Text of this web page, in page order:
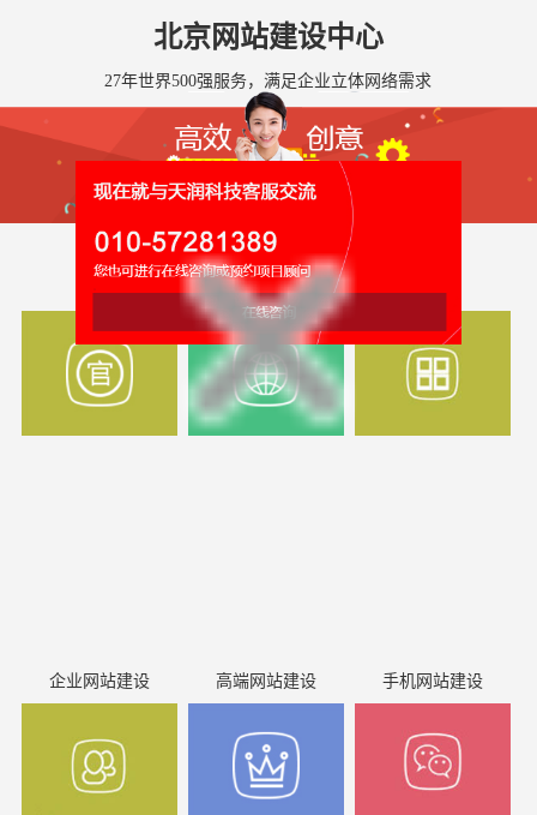
北京网站建设中心
27年世界500强服务，满足企业立体网络需求
全国网站建设服务
企业网站建设 高端网站建设 手机网站建设